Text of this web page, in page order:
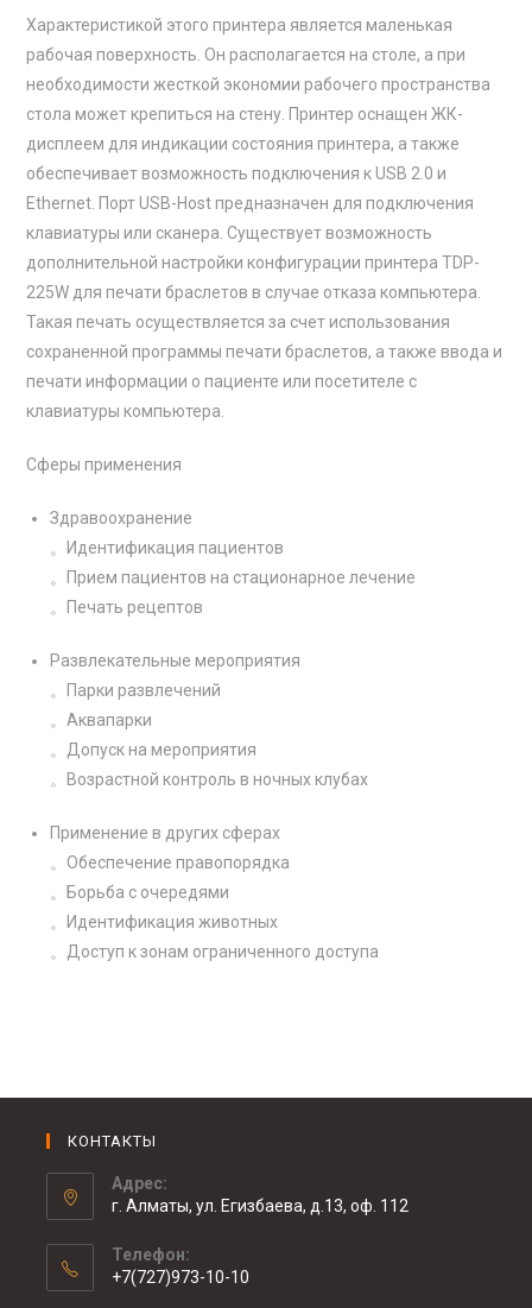
Характеристикой этого принтера является маленькая
рабочая поверхность. Он располагается на столе, а при
необходимости жесткой экономии рабочего пространства
стола может крепиться на стену. Принтер оснащен ЖК-
дисплеем для индикации состояния принтера, а также
обеспечивает возможность подключения к USB 2.0 и
Ethernet. Порт USB-Host предназначен для подключения
клавиатуры или сканера. Существует возможность
дополнительной настройки конфигурации принтера TDP-
225W для печати браслетов в случае отказа компьютера.
Такая печать осуществляется за счет использования
сохраненной программы печати браслетов, а также ввода и
печати информации о пациенте или посетителе с
клавиатуры компьютера.
Сферы применения
Здравоохранение
。Идентификация пациентов
。Прием пациентов на стационарное лечение
。Печать рецептов
Развлекательные мероприятия
。Парки развлечений
。Аквапарки
。Допуск на мероприятия
。Возрастной контроль в ночных клубах
Применение в других сферах
。Обеспечение правопорядка
。Борьба с очередями
。Идентификация животных
。Доступ к зонам ограниченного доступа
КОНТАКТЫ
Адрес:
г. Алматы, ул. Егизбаева, д.13, оф. 112
Телефон:
+7(727)973-10-10